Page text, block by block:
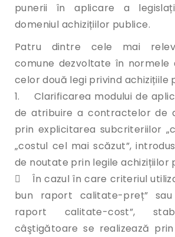
punerii în aplicare a
domeniul achizițiilor publice.
Patru dintre cele mai
comune dezvoltate în normele
celor două legi privind achizițiile
1. Clarificarea modului de
de atribuire a contractelor de
prin explicitarea subcriteriilor
„costul cel mai scăzut”,
de noutate prin legile achizițiilor
 În cazul în care criteriul
bun raport calitate-preț”
raport calitate-cost”,
câştigătoare se realizează